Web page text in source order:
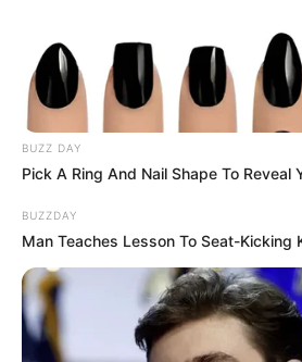
BUZZ DAY
Pick A Ring And Nail Shape To Reveal
BUZZDAY
Man Teaches Lesson To Seat-Kicking